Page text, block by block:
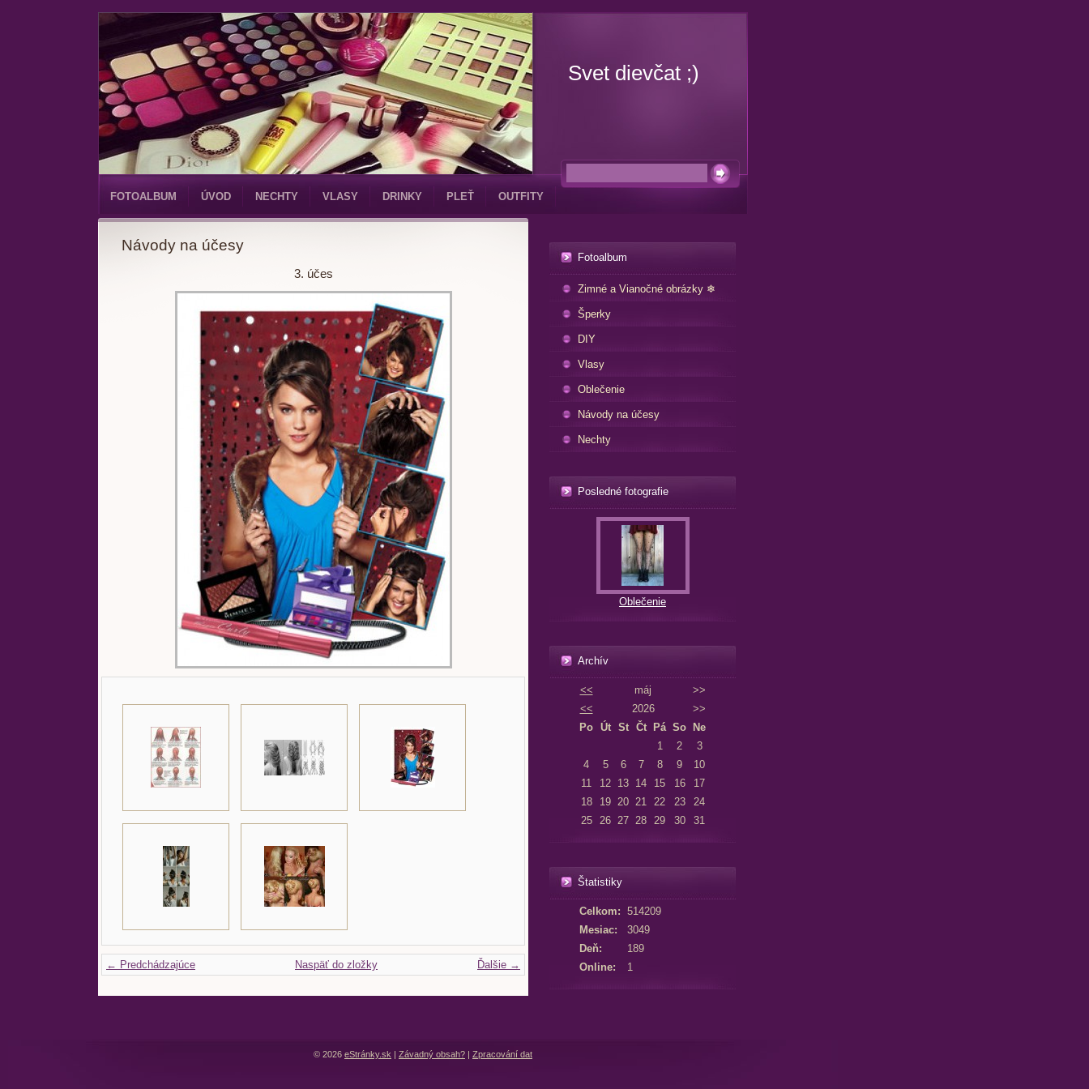
Svet dievčat ;)
FOTOALBUM ÚVOD NECHTY VLASY DRINKY PLEŤ OUTFITY
Návody na účesy
3. účes
← Predchádzajúce Ďalšie →
Naspäť do zložky
Fotoalbum
Zimné a Vianočné obrázky ❄
Šperky
DIY
Vlasy
Oblečenie
Návody na účesy
Nechty
Posledné fotografie
Oblečenie
Archív
<< máj
>>
<<
2026
>>
Po Út St Čt Pá So
Ne
1
2
3
4
5 6 7 8 9
10
11
12 13 14 15 16
17
18
19 20 21 22 23
24
25
26 27 28 29 30 31
Štatistiky
Online: 1
Celkom: 514209
Mesiac:
3049
Deň:
189
© 2026 eStránky.sk | Závadný obsah? | Zpracování dat